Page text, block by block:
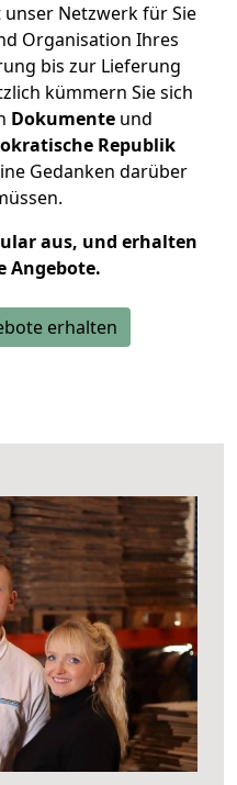
Netzwerk für Sie
Organisation Ihres
bis zur Lieferung
kümmern Sie sich
Dokumenteund
Republik
Gedanken darüber
aus, und erhalten
Angebote.
erhalten